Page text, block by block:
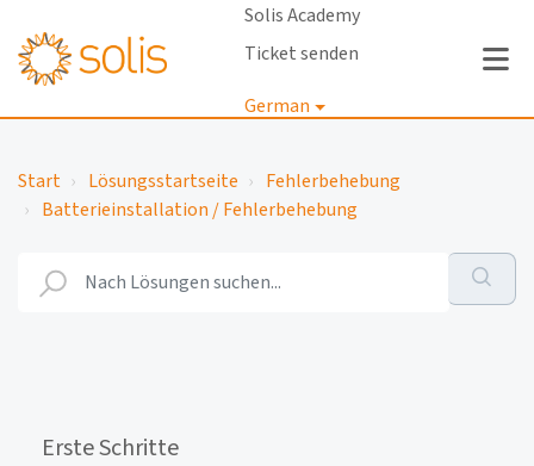
Solis Academy
Ticket senden
German
Anmelden
Start Lösungsstartseite
Fehlerbehebung
Batterieinstallation / Fehlerbehebung
Erste Schritte